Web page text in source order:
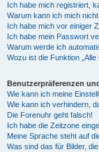
Ich habe mich registriert,
Warum kann ich mich
Ich habe mich vor einiger
Ich habe mein Passwort
Warum werde ich
Wozu ist die Funktion
Benutzerpräferenzen
Wie kann ich meine
Wie kann ich verhindern,
Die Forenuhr geht falsch!
Ich habe die Zeitzone
Meine Sprache steht auf
Was sind das für Bilder,